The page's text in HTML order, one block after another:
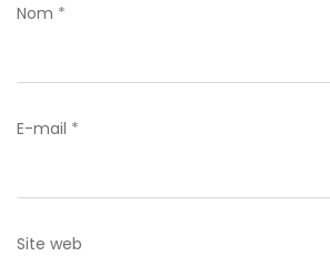
Nom *
E-mail *
Site web